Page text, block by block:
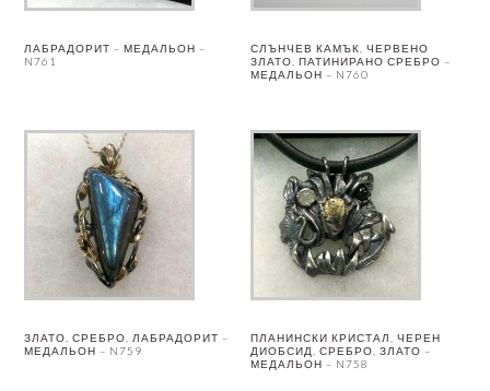
ЛАБРАДОРИТ – МЕДАЛЬОН –
N761
СЛЪНЧЕВ КАМЪК, ЧЕРВЕНО
ЗЛАТО, ПАТИНИРАНО СРЕБРО –
МЕДАЛЬОН – N760
ЗЛАТО, СРЕБРО, ЛАБРАДОРИТ –
МЕДАЛЬОН – N759
ПЛАНИНСКИ КРИСТАЛ, ЧЕРЕН
ДИОБСИД, СРЕБРО, ЗЛАТО –
МЕДАЛЬОН – N758